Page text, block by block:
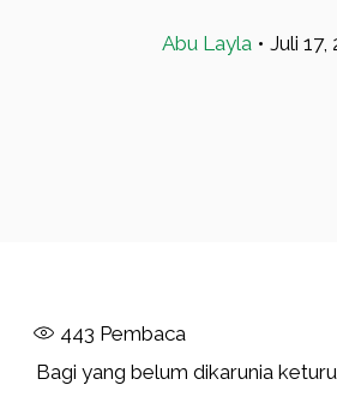
Abu Layla • Juli 17,
443 Pembaca
Bagi yang belum dikarunia